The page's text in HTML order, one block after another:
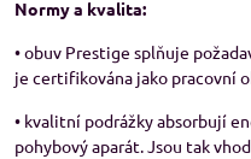
Normy a kvalita:
• obuv Prestige splňuje
je certifikována jako pracovní
• kvalitní podrážky absorbují
pohybový aparát. Jsou tak